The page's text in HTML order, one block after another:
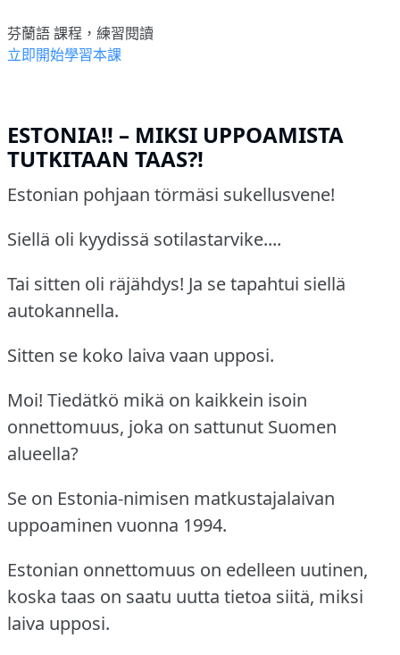
芬蘭語 課程，練習閱讀
立即開始學習本課
ESTONIA!! – MIKSI UPPOAMISTA
TUTKITAAN TAAS?!
Estonian pohjaan törmäsi sukellusvene!
Siellä oli kyydissä sotilastarvike....
Tai sitten oli räjähdys! Ja se tapahtui siellä
autokannella.
Sitten se koko laiva vaan upposi.
Moi! Tiedätkö mikä on kaikkein isoin
onnettomuus, joka on sattunut Suomen
alueella?
Se on Estonia-nimisen matkustajalaivan
uppoaminen vuonna 1994.
Estonian onnettomuus on edelleen uutinen,
koska taas on saatu uutta tietoa siitä, miksi
laiva upposi.